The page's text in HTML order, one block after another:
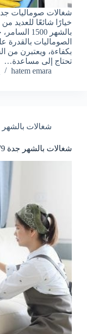
شغالات صوماليات
خيارًا شائعًا للعديد
بالشهر
الصوماليات بالقدرة
بكفاءة، ويعتبرن من
تحتاج إلى مساعدة…
hatem emara
شغالات بالشهر
شغالات بالشهر جدة 0571400979